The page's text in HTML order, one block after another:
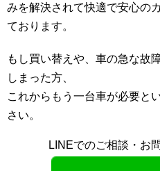
みを解決されて快適で安心の
ております。
もし買い替えや、車の急な故
しまった方、
これからもう一台車が必要と
さい。
LINEでのご相談・お